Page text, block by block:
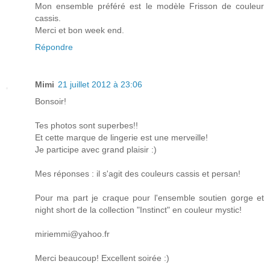
Mon ensemble préféré est le modèle Frisson de couleur
cassis.
Merci et bon week end.
Répondre
Mimi 21 juillet 2012 à 23:06
Bonsoir!
Tes photos sont superbes!!
Et cette marque de lingerie est une merveille!
Je participe avec grand plaisir :)
Mes réponses : il s'agit des couleurs cassis et persan!
Pour ma part je craque pour l'ensemble soutien gorge et
night short de la collection "Instinct" en couleur mystic!
miriemmi@yahoo.fr
Merci beaucoup! Excellent soirée :)